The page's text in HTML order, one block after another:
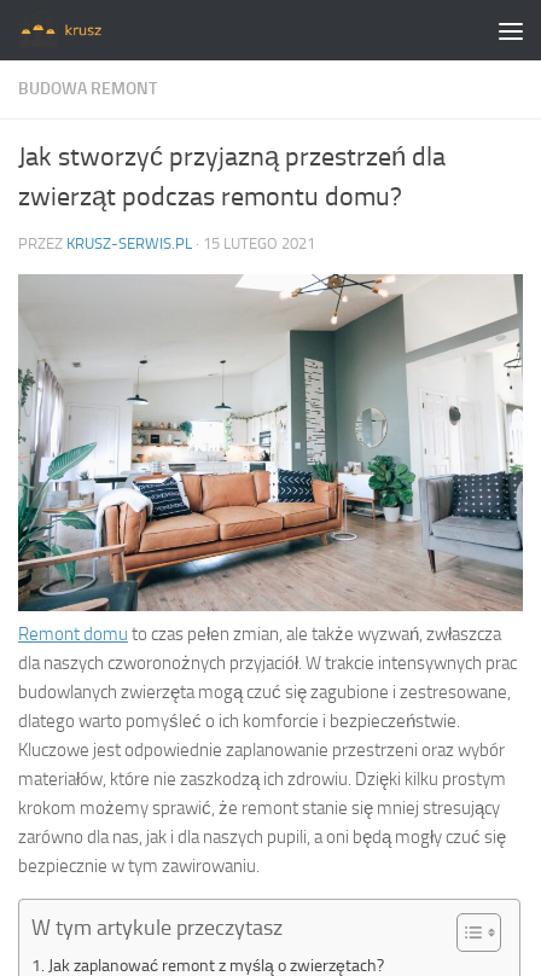
Skip to content
BUDOWA REMONT
Jak stworzyć przyjazną przestrzeń dla
zwierząt podczas remontu domu?
PRZEZ KRUSZ-SERWIS.PL · 15 LUTEGO 2021
Remont domu to czas pełen zmian, ale także wyzwań, zwłaszcza
dla naszych czworonożnych przyjaciół. W trakcie intensywnych prac
budowlanych zwierzęta mogą czuć się zagubione i zestresowane,
dlatego warto pomyśleć o ich komforcie i bezpieczeństwie.
Kluczowe jest odpowiednie zaplanowanie przestrzeni oraz wybór
materiałów, które nie zaszkodzą ich zdrowiu. Dzięki kilku prostym
krokom możemy sprawić, że remont stanie się mniej stresujący
zarówno dla nas, jak i dla naszych pupili, a oni będą mogły czuć się
bezpiecznie w tym zawirowaniu.
W tym artykule przeczytasz
Jak zaplanować remont z myślą o zwierzętach?